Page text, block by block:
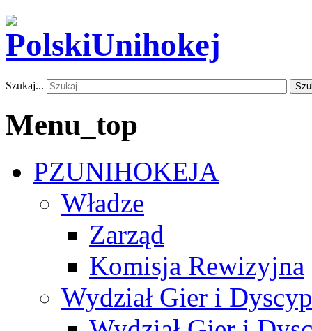
Szukaj...
Menu_top
PZUNIHOKEJA
Władze
Zarząd
Komisja Rewizyjna
Wydział Gier i